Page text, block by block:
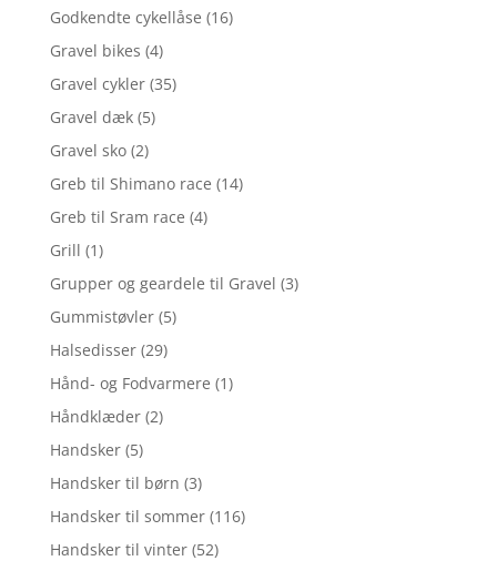
Godkendte cykellåse (16)
Gravel bikes (4)
Gravel cykler (35)
Gravel dæk (5)
Gravel sko (2)
Greb til Shimano race (14)
Greb til Sram race (4)
Grill (1)
Grupper og geardele til Gravel (3)
Gummistøvler (5)
Halsedisser (29)
Hånd- og Fodvarmere (1)
Håndklæder (2)
Handsker (5)
Handsker til børn (3)
Handsker til sommer (116)
Handsker til vinter (52)